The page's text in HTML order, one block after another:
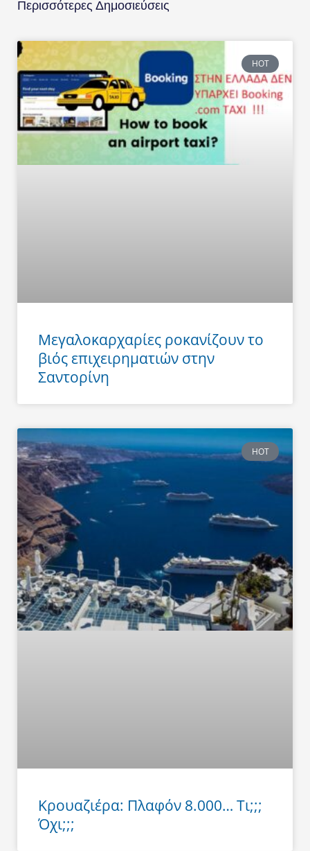
Περισσότερες Δημοσιεύσεις
HOT
Μεγαλοκαρχαρίες ροκανίζουν το
βιός επιχειρηματιών στην
Σαντορίνη
HOT
Κρουαζιέρα: Πλαφόν 8.000… Τι;;;
Όχι;;;